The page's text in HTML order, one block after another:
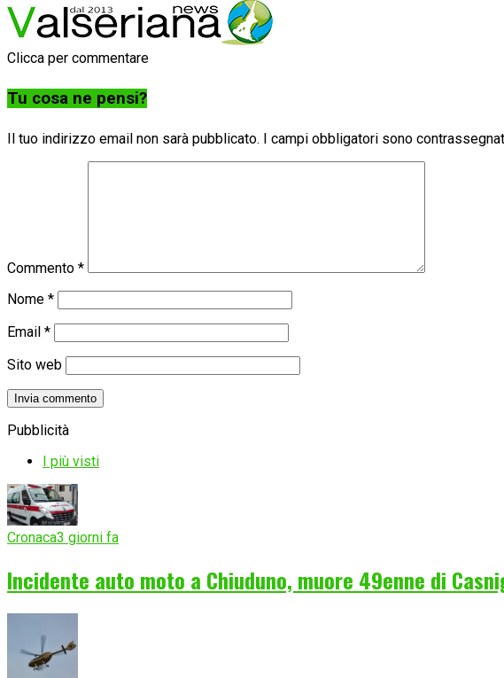
Clicca per commentare
Tu cosa ne pensi?
Il tuo indirizzo email non sarà pubblicato. I campi obbligatori sono
Commento *
Nome *
Email *
Sito web
Pubblicità
I più visti
Cronaca3 giorni fa
Incidente auto moto a Chiuduno, muore 49enne di